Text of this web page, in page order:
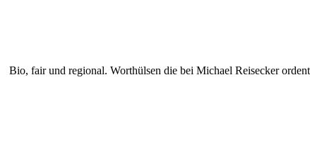
Bio, fair und regional. Worthülsen die bei Michael Reisecker